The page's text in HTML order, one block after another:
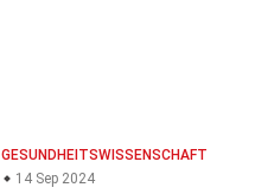
GESUNDHEITSWISSENSCHAFT
14 Sep 2024